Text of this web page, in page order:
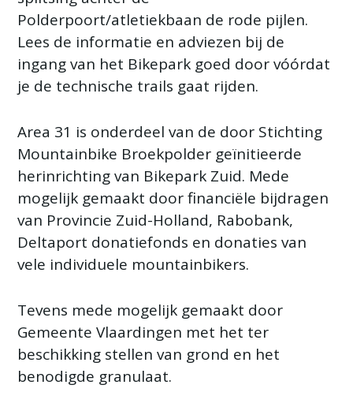
Polderpoort/atletiekbaan de rode pijlen.
Lees de informatie en adviezen bij de
ingang van het Bikepark goed door vóórdat
je de technische trails gaat rijden.
Area 31 is onderdeel van de door Stichting
Mountainbike Broekpolder geïnitieerde
herinrichting van Bikepark Zuid. Mede
mogelijk gemaakt door financiële bijdragen
van Provincie Zuid-Holland, Rabobank,
Deltaport donatiefonds en donaties van
vele individuele mountainbikers.
Tevens mede mogelijk gemaakt door
Gemeente Vlaardingen met het ter
beschikking stellen van grond en het
benodigde granulaat.